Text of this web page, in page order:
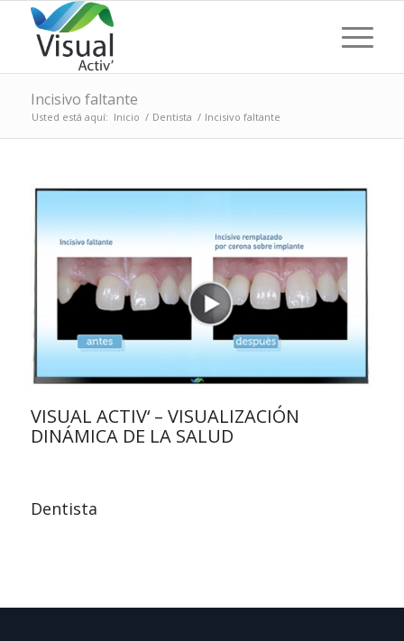
Incisivo faltante
Usted está aquí: Inicio / Dentista / Incisivo faltante
VISUAL ACTIV‘ – VISUALIZACIÓN
DINÁMICA DE LA SALUD
Dentista